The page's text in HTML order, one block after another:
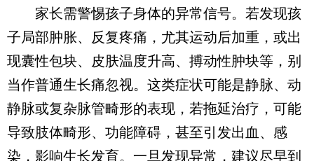
家长需警惕孩子身体的异常信号。若发现孩
子局部肿胀、反复疼痛，尤其运动后加重，或出
现囊性包块、皮肤温度升高、搏动性肿块等，别
当作普通生长痛忽视。这类症状可能是静脉、动
静脉或复杂脉管畸形的表现，若拖延治疗，可能
导致肢体畸形、功能障碍，甚至引发出血、感
染，影响生长发育。一旦发现异常，建议尽早到